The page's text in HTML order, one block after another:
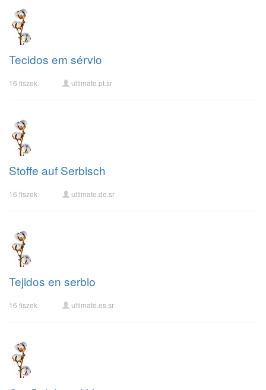
Tecidos em sérvio
16 fiszek ultimate.pt.sr
Stoffe auf Serbisch
16 fiszek ultimate.de.sr
Tejidos en serbio
16 fiszek ultimate.es.sr